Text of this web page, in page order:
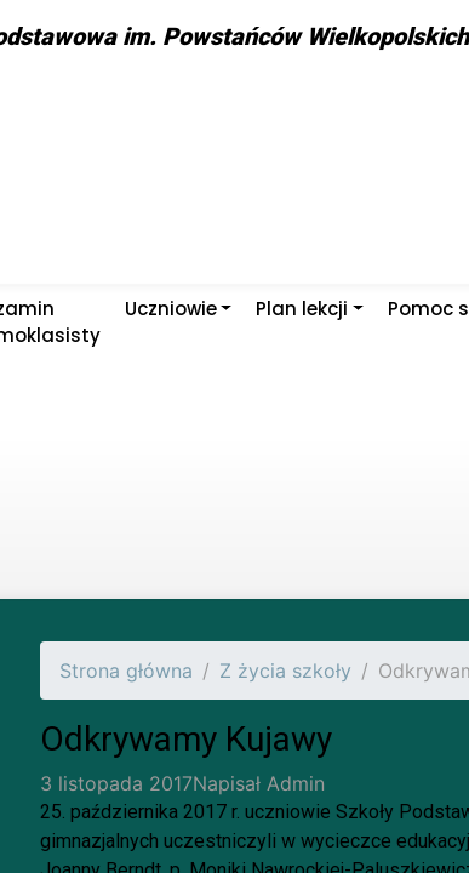
im. Powstańców
Uczniowie Plan lekcji Pomoc
Strona główna Z życia szkoły
Odkrywamy Kujawy
3 listopada 2017Napisał Admin
25. października 2017 r. uczniowie Szkoły
gimnazjalnych uczestniczyli w wycieczce